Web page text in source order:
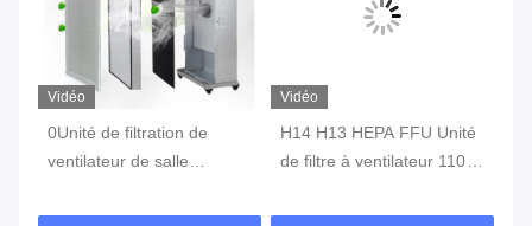
Vidéo
0Unité de filtration de
ventilateur de salle
220V 200W FFU
Vidéo
H14 H13 HEPA FFU Unité
de filtre à ventilateur 110V
débit laminaire